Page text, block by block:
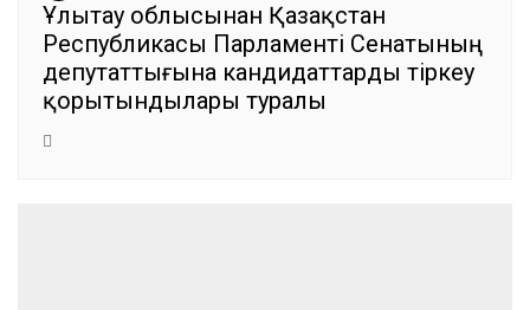
Ұлытау облысынан Қазақстан
Республикасы Парламенті Сенатының
депутаттығына кандидаттарды тіркеу
қорытындылары туралы